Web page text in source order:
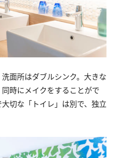
面所はダブルシンク。大きな
時にメイクをすることがで
切な「トイレ」は別で、独立